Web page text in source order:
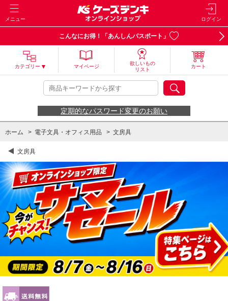
メニュー ログイン
こんなにお得！「あんしんパスポート」
カテゴリー マイページ
欲しいもの
リスト
カート
定期的なパスワード変更のお願い
ホーム > 電子文具・オフィス用品 > 文房具
文房具